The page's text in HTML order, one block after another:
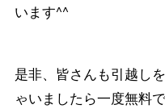
います^^
是非、皆さんも引越し
ゃいましたら一度無料